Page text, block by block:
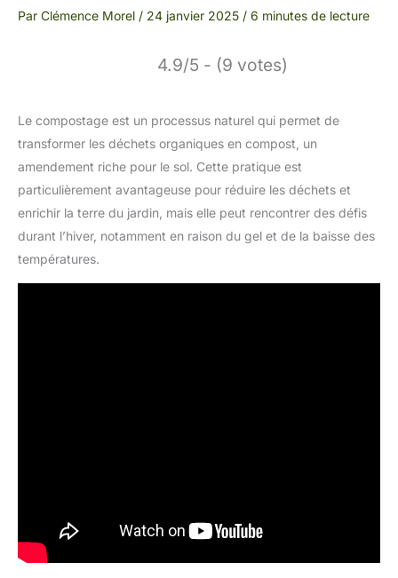
Par Clémence Morel / 24 janvier 2025 / 6 minutes de lecture
4.9/5 - (9 votes)
Le compostage est un processus naturel qui permet de
transformer les déchets organiques en compost, un
amendement riche pour le sol. Cette pratique est
particulièrement avantageuse pour réduire les déchets et
enrichir la terre du jardin, mais elle peut rencontrer des défis
durant l’hiver, notamment en raison du gel et de la baisse des
températures.